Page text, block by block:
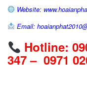
Website:
Email:
Hotline:
347 – 0971